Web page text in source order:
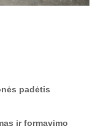
padėtis
ir formavimo